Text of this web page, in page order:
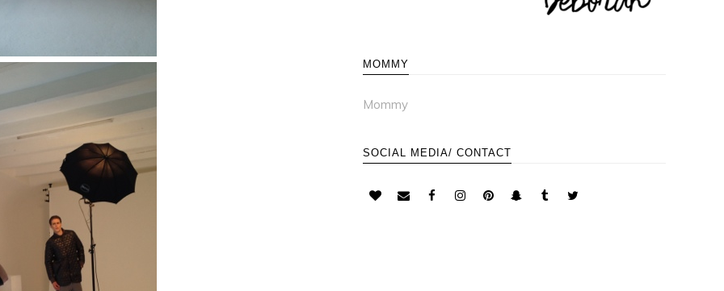
MOMMY
Mommy
SOCIAL MEDIA/ CONTACT